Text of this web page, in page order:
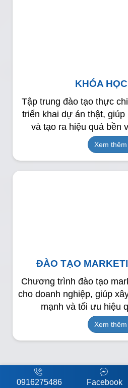
KHÓA
Tập trung đào tạo thực
triển khai dự án thật, giúp
và tạo ra hiệu quả bền
Xem thêm
ĐÀO TẠO
Chương trình đào tạo
cho doanh nghiệp, giúp
mạnh và tối ưu hiệu
Xem thêm
0916275486 Facebook